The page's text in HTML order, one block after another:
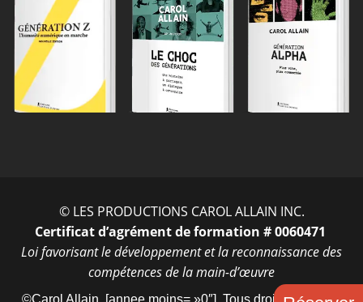
ENTRER
© LES PRODUCTIONS CAROL ALLAIN INC.
Certificat d’agrément de formation # 0060471
Loi favorisant le développement et la reconnaissance des
compétences de la main-d’œuvre